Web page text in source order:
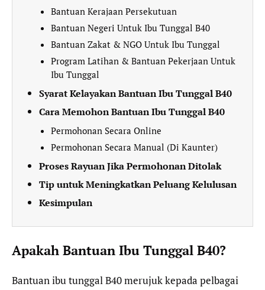
Bantuan Kerajaan Persekutuan
Bantuan Negeri Untuk Ibu Tunggal B40
Bantuan Zakat & NGO Untuk Ibu Tunggal
Program Latihan & Bantuan Pekerjaan Untuk
Ibu Tunggal
Syarat Kelayakan Bantuan Ibu Tunggal B40
Cara Memohon Bantuan Ibu Tunggal B40
Permohonan Secara Online
Permohonan Secara Manual (Di Kaunter)
Proses Rayuan Jika Permohonan Ditolak
Tip untuk Meningkatkan Peluang Kelulusan
Kesimpulan
Apakah Bantuan Ibu Tunggal B40?
Bantuan ibu tunggal B40 merujuk kepada pelbagai